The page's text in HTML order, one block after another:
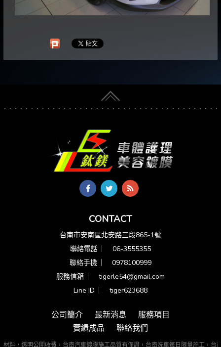
CONTACT
台南市安南區北安路三段865-1號
聯絡電話 ︳ 06-3555355
聯絡手機 ︳ 0978100999
服務信箱 ︳ tigerle54@gmail.com
Line ID ︳ tiger623688
公司簡介 最新消息
服務項目
實績成品
聯絡我們
料，透明公開收費，台南汽車鍍膜施工品質有保證，台南洗車每日限量施工，台